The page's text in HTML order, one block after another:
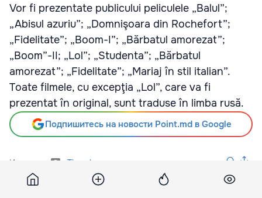
Vor fi prezentate publicului peliculele „Balul”;
„Abisul azuriu”; „Domnişoara din Rochefort”;
„Fidelitate”; „Boom-I”; „Bărbatul amorezat”;
„Boom”-II; „Lol”; „Studenta”; „Bărbatul
amorezat”; „Fidelitate”; „Mariaj în stil italian”.
Toate filmele, cu excepţia „Lol”, care va fi
prezentat în original, sunt traduse în limba rusă.
Подпишитесь на новости Point.md в Google
Источник Timpul